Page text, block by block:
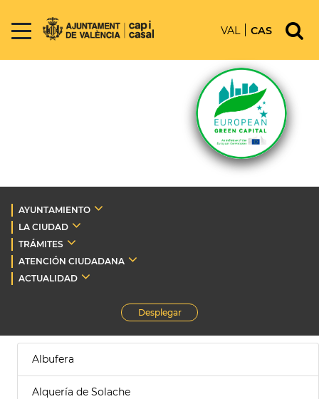
VAL CAS
AYUNTAMIENTO
LA CIUDAD
TRÁMITES
ATENCIÓN CIUDADANA
ACTUALIDAD
Desplegar
Albufera
Alquería de Solache